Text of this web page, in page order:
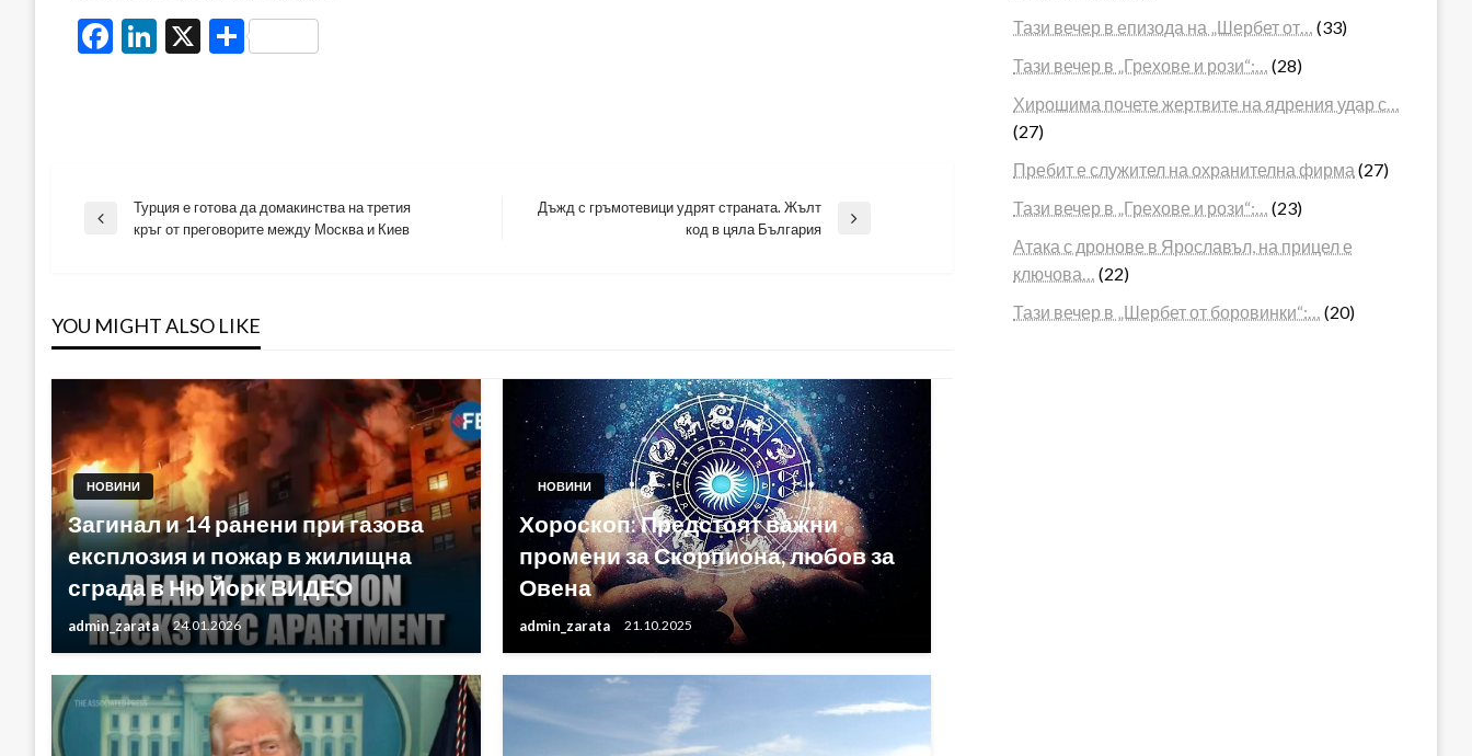
Facebook
LinkedIn
X Share
Навигация
Previous
Турция е готова да домакинства на третия
кръг от преговорите между Москва и Киев
Дъжд с гръмотевици удрят страната. Жълт
код в цяла България
YOU MIGHT ALSO LIKE
НОВИНИ
Загинал и 14 ранени при газова
експлозия и пожар в жилищна
сграда в Ню Йорк ВИДЕО
admin_zarata 24.01.2026
НОВИНИ
Хороскоп: Предстоят важни
промени за Скорпиона, любов за
Овена
admin_zarata 21.10.2025
Тази вечер в епизода на „Шербет от…
(33)
Тази вечер в „Грехове и рози“:…
(28)
Хирошима почете жертвите на ядрения удар с…
(27)
Пребит е служител на охранителна фирма (27)
Тази вечер в „Грехове и рози“:…
(23)
Атака с дронове в Ярославъл, на прицел е
ключова…
(22)
Тази вечер в „Шербет от боровинки“:…
(20)